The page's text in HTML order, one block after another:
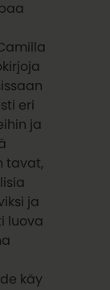
eri
ja
tavat,
ja
luova
käy